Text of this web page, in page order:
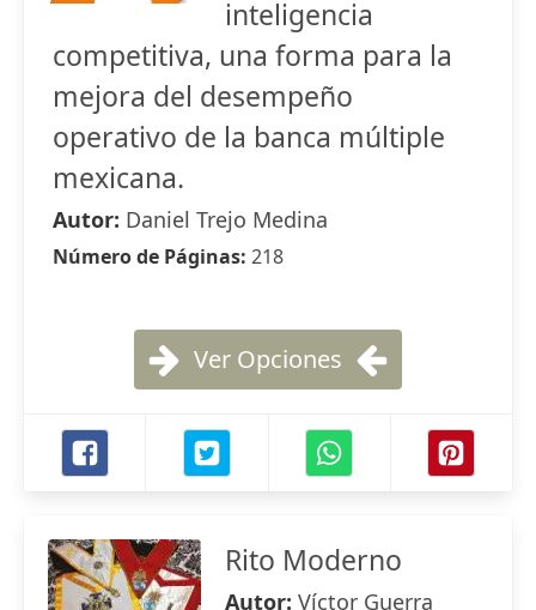
inteligencia
competitiva, una forma para la
mejora del desempeño
operativo de la banca múltiple
mexicana.
Autor: Daniel Trejo Medina
Número de Páginas: 218
Ver Opciones
Rito Moderno
Autor: Víctor Guerra